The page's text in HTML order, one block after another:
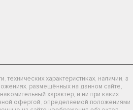
технических характеристиках, наличии, а
размещённых на данном сайте,
характер, и ни при каких
офертой, определяемой положениями